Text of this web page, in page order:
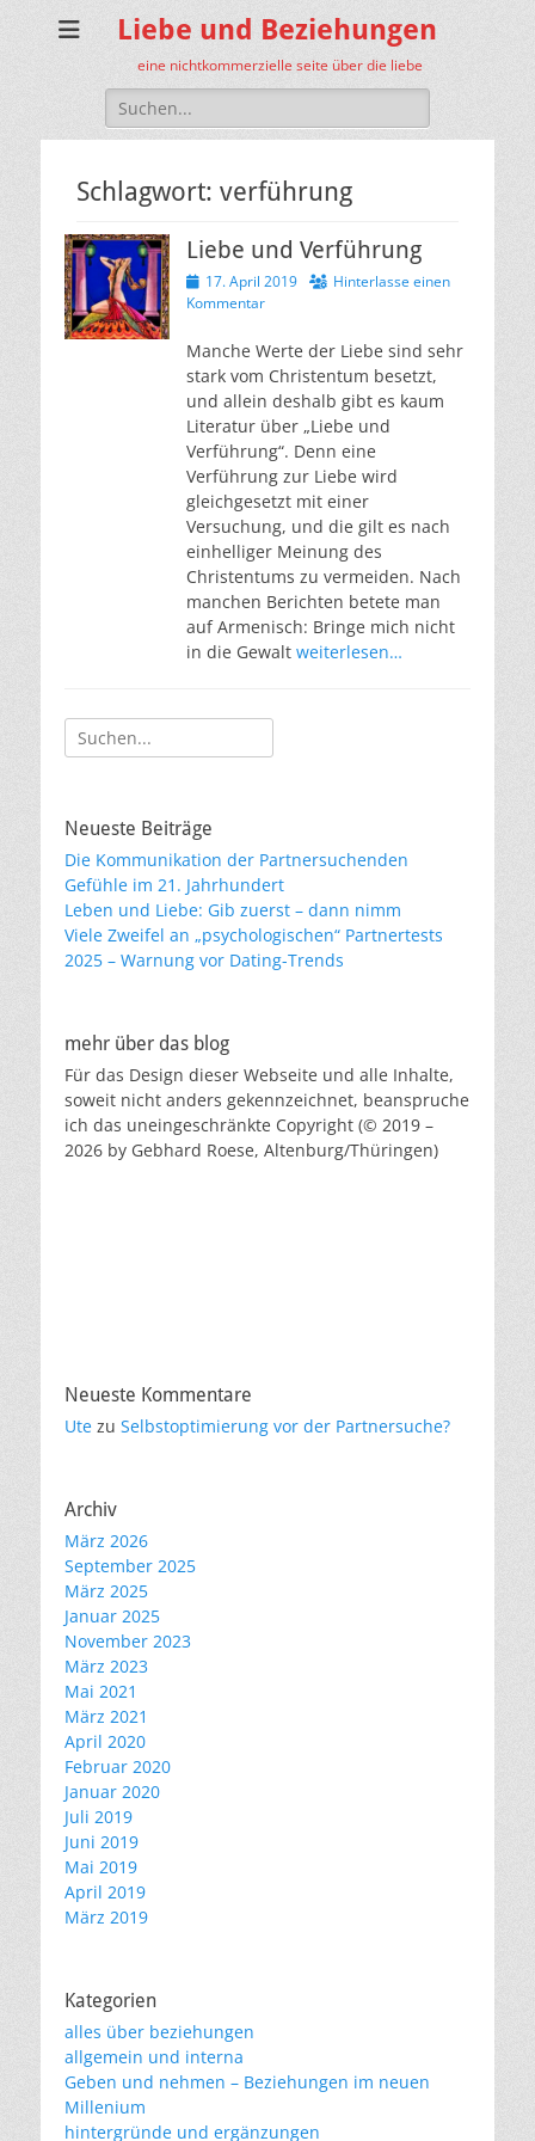
Liebe und Beziehungen
eine nichtkommerzielle seite über die liebe
Suche
nach:
Schlagwort: verführung
Liebe und Verführung
Veröffentlicht
am
17. April 2019
Hinterlasse einen
Kommentar
Manche Werte der Liebe sind sehr
stark vom Christentum besetzt,
und allein deshalb gibt es kaum
Literatur über „Liebe und
Verführung“. Denn eine
Verführung zur Liebe wird
gleichgesetzt mit einer
Versuchung, und die gilt es nach
einhelliger Meinung des
Christentums zu vermeiden. Nach
manchen Berichten betete man
auf Armenisch: Bringe mich nicht
in die Gewalt weiterlesen…
Suche
nach:
Neueste Beiträge
Die Kommunikation der Partnersuchenden
Gefühle im 21. Jahrhundert
Leben und Liebe: Gib zuerst – dann nimm
Viele Zweifel an „psychologischen“ Partnertests
2025 – Warnung vor Dating-Trends
mehr über das blog
Für das Design dieser Webseite und alle Inhalte,
soweit nicht anders gekennzeichnet, beanspruche
ich das uneingeschränkte Copyright (© 2019 –
2026 by Gebhard Roese, Altenburg/Thüringen)
Neueste Kommentare
Ute zu Selbstoptimierung vor der Partnersuche?
Archiv
März 2026
September 2025
März 2025
Januar 2025
November 2023
März 2023
Mai 2021
März 2021
April 2020
Februar 2020
Januar 2020
Juli 2019
Juni 2019
Mai 2019
April 2019
März 2019
Kategorien
alles über beziehungen
allgemein und interna
Geben und nehmen – Beziehungen im neuen
Millenium
hintergründe und ergänzungen